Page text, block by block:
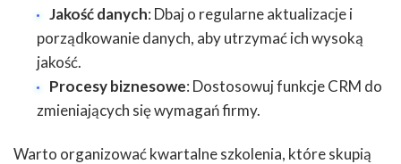
Jakość danych: Dbaj o regularne aktualizacje i
porządkowanie danych, aby utrzymać ich wysoką
jakość.
Procesy biznesowe: Dostosowuj funkcje CRM do
zmieniających się wymagań firmy.
Warto organizować kwartalne szkolenia, które skupią